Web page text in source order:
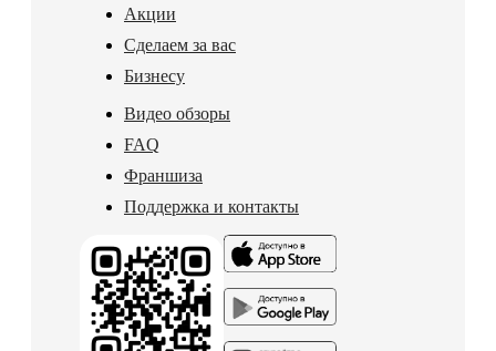
Акции
Сделаем за вас
Бизнесу
Видео обзоры
FAQ
Франшиза
Поддержка и контакты